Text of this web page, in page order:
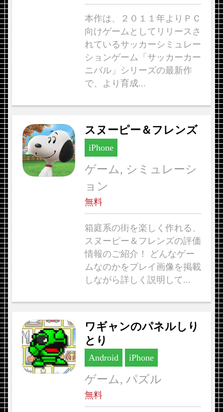
本作は、２０１１年よりＰＣ
向けゲームとしてリリースさ
れているサッカーシミュレー
ションゲーム「サッカーカー
ニバル」シリーズの最新作
で、より育成...
スヌーピー＆フレンズ
iPhone
ゲーム, シミュレーシ
ョン
無料
箱庭系の街を楽しく作れる、
スヌーピー＆フレンズの評価
情報のご紹介！ どんなゲー
ムなのかをプレイ画像を掲載
しながら詳しく説明して...
ワギャンのパネルしり
とり
Android iPhone
ゲーム, パズル
無料